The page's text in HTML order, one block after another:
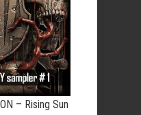
– Rising Sun